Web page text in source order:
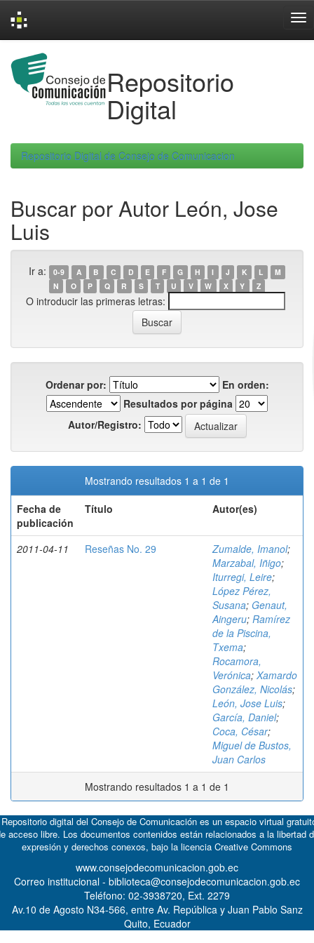
navigation
Repositorio
Digital
Repositorio Digital de Consejo de Comunicacion
Buscar por Autor León, Jose
Luis
Ir a: 0-9 A B C D E F G H I J K L
M
N
O P Q R S T U V W X Y Z
O introducir las primeras letras:
Ordenar por:
En orden:
Resultados por página
Autor/Registro:
Mostrando resultados 1 a 1 de 1
Fecha de
publicación
Título Autor(es)
2011-04-11 Reseñas No. 29 Zumalde, Imanol;
Marzabal, Iñigo;
Iturregi, Leire;
López Pérez,
Susana; Genaut,
Aingeru; Ramírez
de la Piscina,
Txema;
Rocamora,
Verónica; Xamardo
González, Nicolás;
León, Jose Luis;
García, Daniel;
Coca, César;
Miguel de Bustos,
Juan Carlos
Mostrando resultados 1 a 1 de 1
digital del Consejo de Comunicación es un espacio virtual
acceso libre. Los documentos contenidos están relacionados a la libertad
expresión y derechos conexos, bajo la licencia Creative Commons
www.consejodecomunicacion.gob.ec
Correo institucional - biblioteca@consejodecomunicacion.gob.ec
Teléfono: 02-3938720, Ext. 2279
Av.10 de Agosto N34-566, entre Av. República y Juan Pablo Sanz
Quito, Ecuador